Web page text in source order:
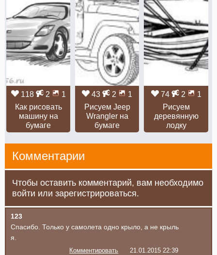
118 2
1
Как рисовать
машину на
бумаге
43 2
1
Рисуем Jeep
Wrangler на
бумаге
74 2
1
Рисуем
деревянную
лодку
Комментарии
Чтобы оставить комментарий, вам необходимо
войти или зарегистрироваться.
123
Спасибо. Только у самолета одно крыло, а не крыль
я.
Комментировать 21.01.2015 22:39